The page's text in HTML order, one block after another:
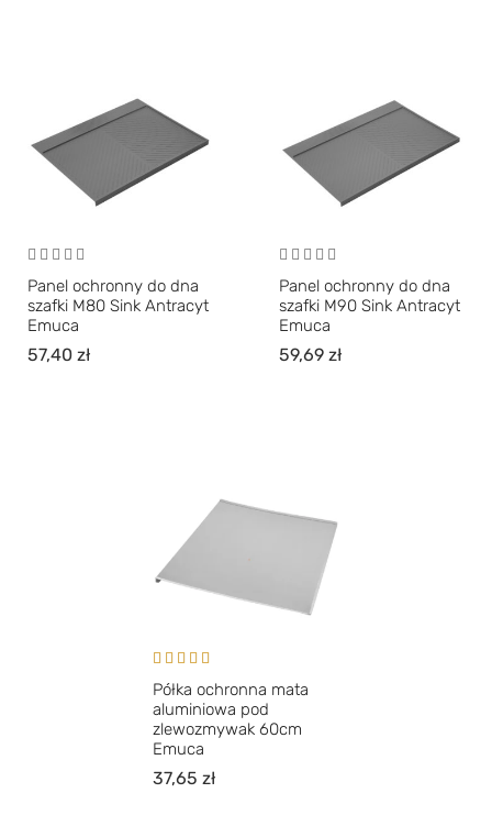
Panel ochronny do dna
szafki M80 Sink Antracyt
Emuca
57,40 zł
Panel ochronny do dna
szafki M90 Sink Antracyt
Emuca
59,69 zł
Oceniono
4.00na 5
Półka ochronna mata
aluminiowa pod
zlewozmywak 60cm
Emuca
37,65zł